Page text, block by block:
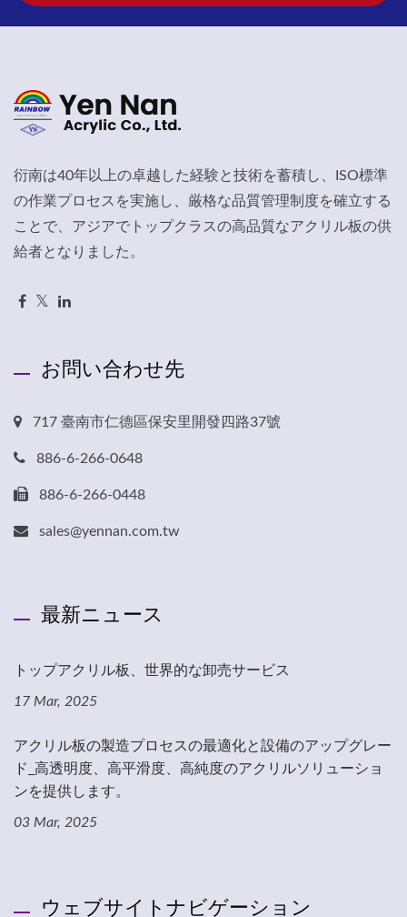
衍南は40年以上の卓越した経験と技術を蓄積し、ISO標準
の作業プロセスを実施し、厳格な品質管理制度を確立する
ことで、アジアでトップクラスの高品質なアクリル板の供
給者となりました。
お問い合わせ先
717 臺南市仁德區保安里開發四路37號
886-6-266-0648
886-6-266-0448
sales@yennan.com.tw
最新ニュース
トップアクリル板、世界的な卸売サービス
17 Mar, 2025
アクリル板の製造プロセスの最適化と設備のアップグレー
ド_高透明度、高平滑度、高純度のアクリルソリューショ
ンを提供します。
03 Mar, 2025
ウェブサイトナビゲーション